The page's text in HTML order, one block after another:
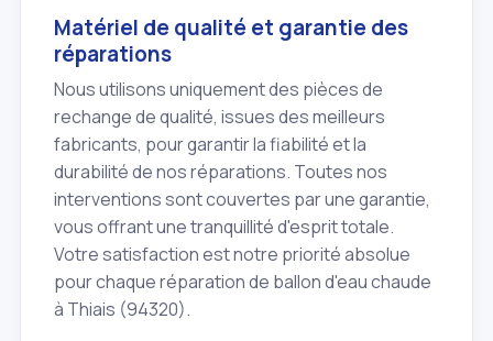
Matériel de qualité et garantie des
réparations
Nous utilisons uniquement des pièces de
rechange de qualité, issues des meilleurs
fabricants, pour garantir la fiabilité et la
durabilité de nos réparations. Toutes nos
interventions sont couvertes par une garantie,
vous offrant une tranquillité d'esprit totale.
Votre satisfaction est notre priorité absolue
pour chaque réparation de ballon d'eau chaude
à Thiais (94320).